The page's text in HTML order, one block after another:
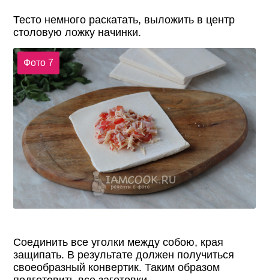
Тесто немного раскатать, выложить в центр
столовую ложку начинки.
Фото 7
Соединить все уголки между собою, края
защипать. В результате должен получиться
своеобразный конвертик. Таким образом